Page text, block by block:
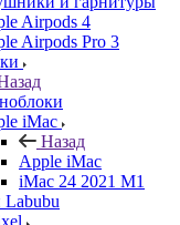
Airpods 4
Airpods Pro 3
iMac
Назад
Apple iMac
iMac 24 2021 M1